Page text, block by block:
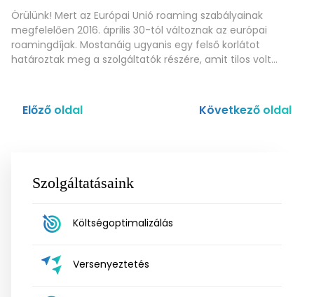
Örülünk! Mert az Európai Unió roaming szabályainak
megfelelően 2016. április 30-tól változnak az európai
roamingdíjak. Mostanáig ugyanis egy felső korlátot
határoztak meg a szolgáltatók részére, amit tilos volt
árakon felüli többletdíjakat határoztak meg euróban, olyan
összegeket, amikkel növelhető az előfizető egyébként
Előző oldal Következő oldal
Szolgáltatásaink
Költségoptimalizálás
Versenyeztetés